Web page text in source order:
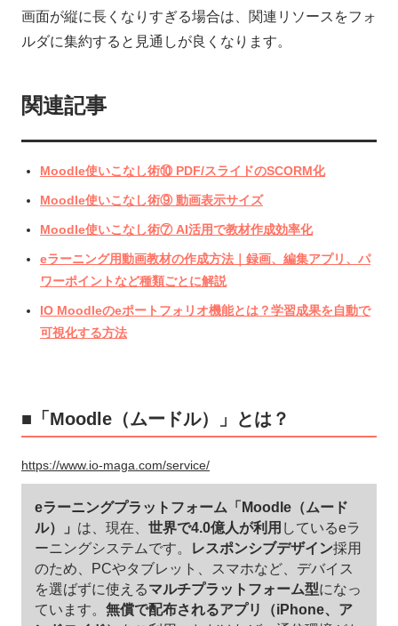
画面が縦に長くなりすぎる場合は、関連リソースをフォ
ルダに集約すると見通しが良くなります。
関連記事
Moodle使いこなし術⑩ PDF/スライドのSCORM化
Moodle使いこなし術⑨ 動画表示サイズ
Moodle使いこなし術⑦ AI活用で教材作成効率化
eラーニング用動画教材の作成方法｜録画、編集アプリ、パ
ワーポイントなど種類ごとに解説
IO Moodleのeポートフォリオ機能とは？学習成果を自動で
可視化する方法
■「Moodle（ムードル）」とは？
https://www.io-maga.com/service/
eラーニングプラットフォーム「Moodle（ムード
ル）」 は、現在、 世界で4.0億人が利用 しているeラ
ーニングシステムです。
レスポンシブデザイン採用
のため、PCやタブレット、スマホなど、デバイス
を選ばずに使えるマルチプラットフォーム型になっ
ています。 無償で配布されるアプリ（iPhone、ア